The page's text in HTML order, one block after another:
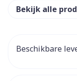
Bekijk alle
Beschikbare